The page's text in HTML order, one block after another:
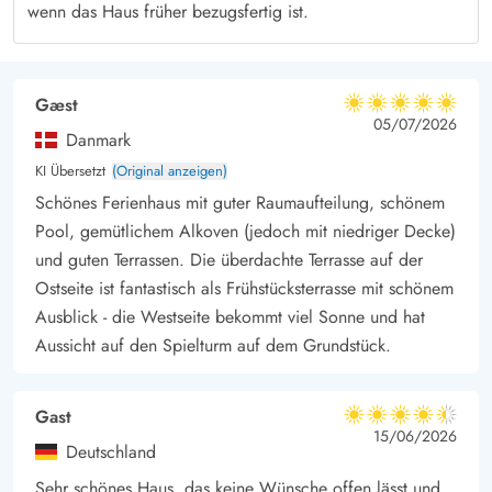
zum Teil abgeschirmt ist. Hier findet jeder seinen
Lieblingsplatz, auch wenn es einmal regnen sollte. Während
eure Kinder sich auf der Schaukel austoben oder tolle
Sandburgen in der Sandkiste bauen. Abends könnt ihr einen
tollen Urlaubstag mit einem leckeren Grillabend abschließen.
Mit einer Ferienadresse im Sivsangervej 33 in Lodberg Hede
seid ihr nur wenige Autominuten vom Ferienort Søndervig
entfernt. Hier findet ihr viele tolle Aktivitäten, wie das
Sandskulpturenfestival, kleine Boutiquen, Cafés und
Restaurants. Wenn ihr Søndervig besucht, ist es jedoch fast
schon ein Muss, dass ihr die tosende Nordsee und den
zu jeder Jahreszeit ein Erlebnis.
wenn das Haus früher bezugsfertig ist.
Gæst
Danmark
KI Übersetzt (Original anzeigen)
5 von 5
5 von 5
5 out of 5
05/07/2026
Schönes Ferienhaus mit guter Raumaufteilung, schönem
Pool, gemütlichem Alkoven (jedoch mit niedriger Decke)
und guten Terrassen. Die überdachte Terrasse auf der
Ostseite ist fantastisch als Frühstücksterrasse mit schönem
Ausblick - die Westseite bekommt viel Sonne und hat
Aussicht auf den Spielturm auf dem Grundstück.
Gast
Deutschland
4.5 von 5
4.5 von 5
4.5 out of 5
15/06/2026